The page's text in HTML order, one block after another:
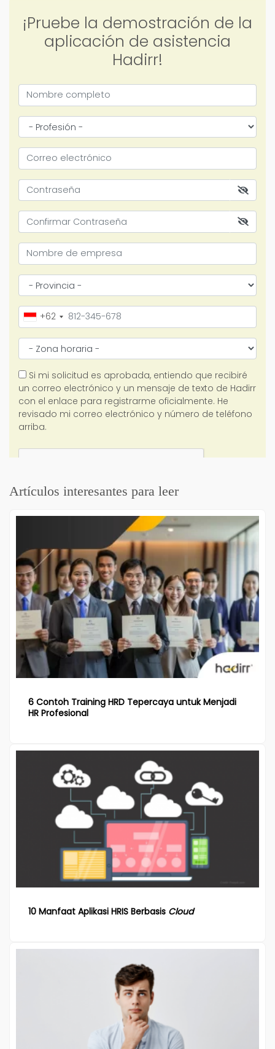
Artículos interesantes para leer
6 Contoh Training HRD Tepercaya untuk Menjadi
HR Profesional
10 Manfaat Aplikasi HRIS Berbasis Cloud